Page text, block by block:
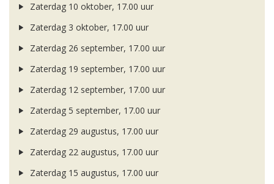
Zaterdag 10 oktober, 17.00 uur
Zaterdag 3 oktober, 17.00 uur
Zaterdag 26 september, 17.00 uur
Zaterdag 19 september, 17.00 uur
Zaterdag 12 september, 17.00 uur
Zaterdag 5 september, 17.00 uur
Zaterdag 29 augustus, 17.00 uur
Zaterdag 22 augustus, 17.00 uur
Zaterdag 15 augustus, 17.00 uur